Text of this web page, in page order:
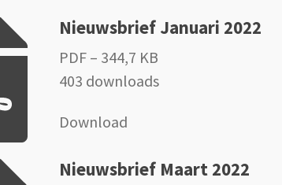
Nieuwsbrief Januari 2022
PDF – 344,7 KB
403 downloads
Download
Nieuwsbrief Maart 2022